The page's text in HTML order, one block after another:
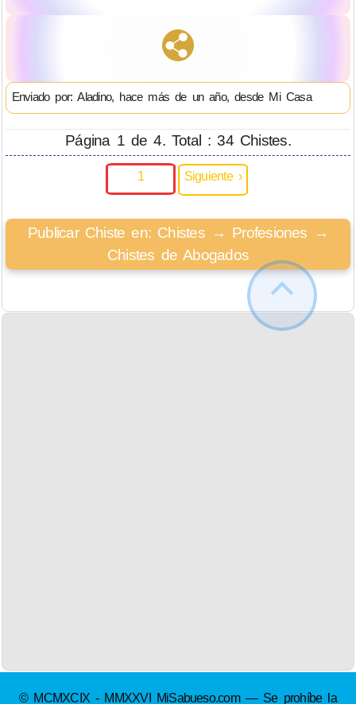
Enviado por: Aladino, hace más de un año, desde Mi Casa
Página 1 de 4. Total : 34 Chistes.
1 Siguiente ›
Publicar Chiste en: Chistes → Profesiones →
Chistes de Abogados
© MCMXCIX - MMXXVI MiSabueso.com — Se prohíbe la